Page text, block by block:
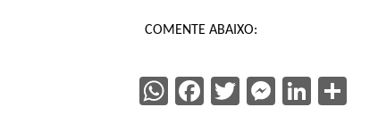
COMENTE ABAIXO:
WhatsApp
Facebook
Twitter